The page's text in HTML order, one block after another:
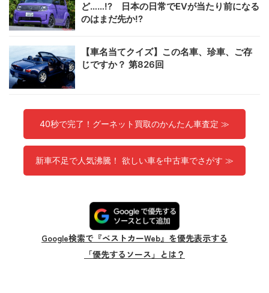
ど……!? 日本の日常でEVが当たり前になる
のはまだ先か!?
【車名当てクイズ】この名車、珍車、ご存
じですか？ 第826回
40秒で完了！グーネット買取のかんたん車査定 ≫
新車不足で人気沸騰！ 欲しい車を中古車でさがす ≫
Google検索で『ベストカーWeb』を優先表示する
「優先するソース」とは？